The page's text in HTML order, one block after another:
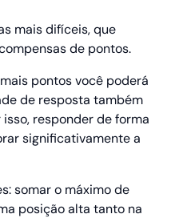
mais difíceis, que
de pontos.
pontos você poderá
de resposta também
responder de forma
significativamente a
somar o máximo de
posição alta tanto na